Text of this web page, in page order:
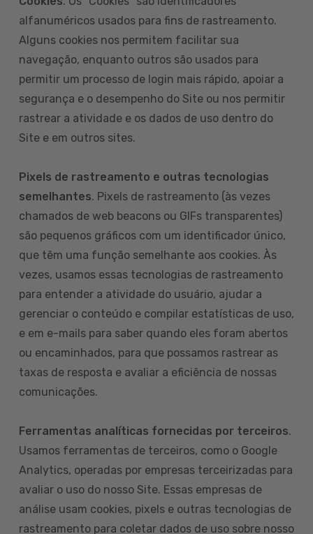
alfanuméricos usados para fins de rastreamento.
Alguns cookies nos permitem facilitar sua
navegação, enquanto outros são usados para
permitir um processo de login mais rápido, apoiar a
segurança e o desempenho do Site ou nos permitir
rastrear a atividade e os dados de uso dentro do
Site e em outros sites.
Pixels de rastreamento e outras tecnologias
semelhantes. Pixels de rastreamento (às vezes
chamados de web beacons ou GIFs transparentes)
são pequenos gráficos com um identificador único,
que têm uma função semelhante aos cookies. Às
vezes, usamos essas tecnologias de rastreamento
para entender a atividade do usuário, ajudar a
gerenciar o conteúdo e compilar estatísticas de uso,
e em e-mails para saber quando eles foram abertos
ou encaminhados, para que possamos rastrear as
taxas de resposta e avaliar a eficiência de nossas
comunicações.
Ferramentas analíticas fornecidas por terceiros.
Usamos ferramentas de terceiros, como o Google
Analytics, operadas por empresas terceirizadas para
avaliar o uso do nosso Site. Essas empresas de
análise usam cookies, pixels e outras tecnologias de
rastreamento para coletar dados de uso sobre nosso